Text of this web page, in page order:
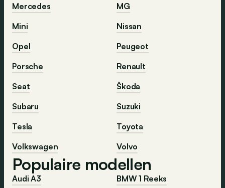
Mercedes
MG
Mini
Nissan
Opel
Peugeot
Porsche
Renault
Seat
Škoda
Subaru
Suzuki
Tesla
Toyota
Volkswagen
Volvo
Populaire modellen
Audi A3
BMW 1 Reeks